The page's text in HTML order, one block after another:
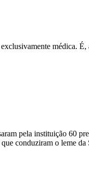
médica.
pela instituição 60
conduziram o leme